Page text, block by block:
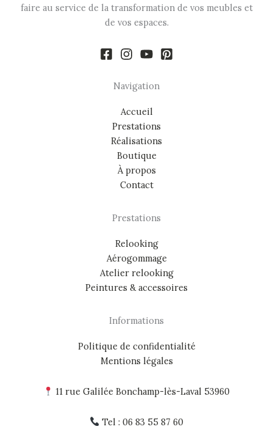
faire au service de la transformation de vos meubles et
de vos espaces.
Navigation
Accueil
Prestations
Réalisations
Boutique
À propos
Contact
Prestations
Relooking
Aérogommage
Atelier relooking
Peintures & accessoires
Informations
Politique de confidentialité
Mentions légales
11 rue Galilée Bonchamp-lès-Laval 53960
Tel : 06 83 55 87 60